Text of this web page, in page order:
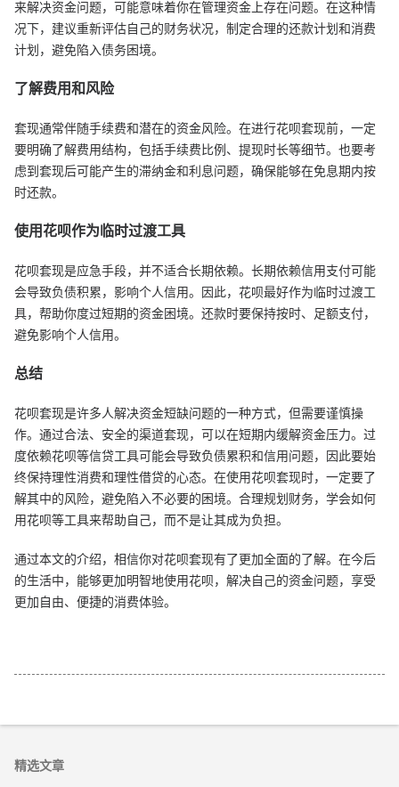
来解决资金问题，可能意味着你在管理资金上存在问题。在这种情
况下，建议重新评估自己的财务状况，制定合理的还款计划和消费
计划，避免陷入债务困境。
了解费用和风险
套现通常伴随手续费和潜在的资金风险。在进行花呗套现前，一定
要明确了解费用结构，包括手续费比例、提现时长等细节。也要考
虑到套现后可能产生的滞纳金和利息问题，确保能够在免息期内按
时还款。
使用花呗作为临时过渡工具
花呗套现是应急手段，并不适合长期依赖。长期依赖信用支付可能
会导致负债积累，影响个人信用。因此，花呗最好作为临时过渡工
具，帮助你度过短期的资金困境。还款时要保持按时、足额支付，
避免影响个人信用。
总结
花呗套现是许多人解决资金短缺问题的一种方式，但需要谨慎操
作。通过合法、安全的渠道套现，可以在短期内缓解资金压力。过
度依赖花呗等信贷工具可能会导致负债累积和信用问题，因此要始
终保持理性消费和理性借贷的心态。在使用花呗套现时，一定要了
解其中的风险，避免陷入不必要的困境。合理规划财务，学会如何
用花呗等工具来帮助自己，而不是让其成为负担。
通过本文的介绍，相信你对花呗套现有了更加全面的了解。在今后
的生活中，能够更加明智地使用花呗，解决自己的资金问题，享受
更加自由、便捷的消费体验。
精选文章